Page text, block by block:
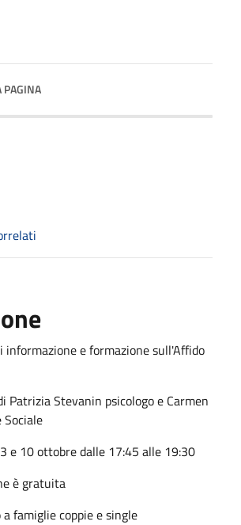
PAGINA
informazione e formazione sull'Affido
Patrizia Stevanin psicologo e Carmen
e 10 ottobre dalle 17:45 alle 19:30
è gratuita
famiglie coppie e single